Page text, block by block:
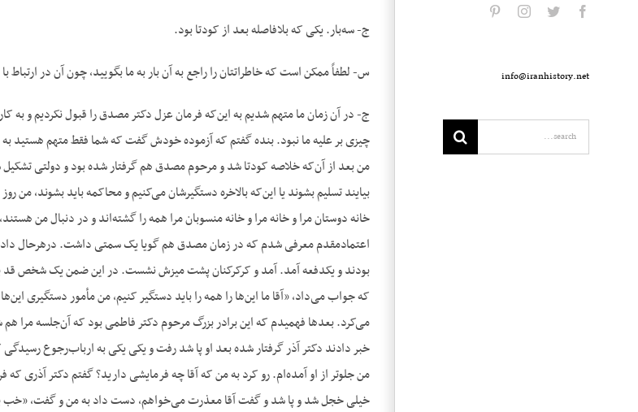
facebook
twitter
instagram
info@iranhistory.net
ج- سه‌بار. یکی که بلافاصله بعد از کودتا بود.
س- لطفاً ممکن است که خاطراتتان را راجع به آن بار به ما بگویید، چون آن در
ج- در آن زمان ما متهم شدیم به این‌که فرمان عزل دکتر مصدق را قبول نکردیم و به
چیزی بر علیه ما نبود. بنده گفتم که آزموده خودش گفت که شما فقط متهم هستید به
من بعد از آن‌که خلاصه کودتا شد و مرحوم مصدق هم گرفتار شده بود و دولتی
بیایند تسلیم بشوند یا این‌که بالاخره دستگیرشان می‌کنیم و محاکمه باید بشوند،
خانه دوستان مرا و خانه مرا و خانه منسوبان مرا همه را گشته‌اند و در دنبال من
اعتمادمقدم معرفی شدم که در زمان مصدق هم گویا یک سمتی داشت. درهرحال
بودند و یکدفعه آمد. آمد و کرکرکنان پشت میزش نشست. در این ضمن یک شخص قد
که جواب می‌داد، «آقا ما این‌ها را همه را باید دستگیر کنیم، من مأمور
می‌کرد. بعدها فهمیدم که این برادر بزرگ مرحوم دکتر فاطمی بود که آن‌جلسه مرا
خبر دادند دکتر آذر گرفتار شده بعد او پا شد رفت و یکی یکی به ارباب‌رجوع
من جلوتر از او آمده‌ام. رو کرد به من که آقا چه فرمایشی دارید؟ گفتم دکتر آذری
خیلی خجل شد و پا شد و گفت آقا معذرت می‌خواهم، دست داد به من و گفت،